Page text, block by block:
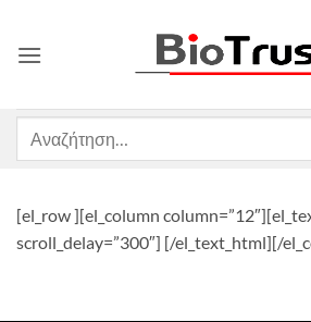
περιεχόμενο
Αναζήτηση
[el_row ][el_column
scroll_delay=”300″] [/el_text_html][/